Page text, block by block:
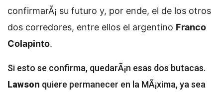
confirmarÃ¡ su futuro y, por ende, el de los otros
dos corredores, entre ellos el argentino Franco
Colapinto.
Si esto se confirma, quedarÃ¡n esas dos butacas.
Lawson quiere permanecer en la MÃ¡xima, ya sea